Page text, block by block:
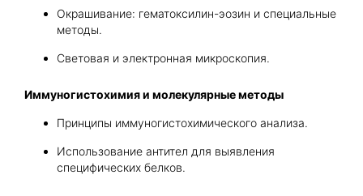
Окрашивание: гематоксилин-эозин и специальные
методы.
Световая и электронная микроскопия.
Иммуногистохимия и молекулярные методы
Принципы иммуногистохимического анализа.
Использование антител для выявления
специфических белков.